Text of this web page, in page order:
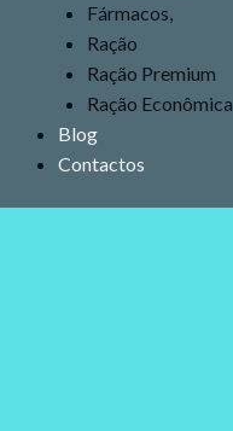
Fármacos,
Ração
Ração Premium
Ração Econômica
Blog
Contactos